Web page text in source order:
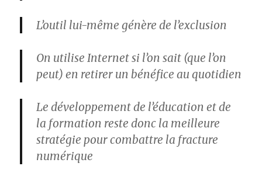
L’outil lui-même génère de l’exclusion
On utilise Internet si l’on sait (que l’on
peut) en retirer un bénéfice au quotidien
Le développement de l’éducation et de
la formation reste donc la meilleure
stratégie pour combattre la fracture
numérique